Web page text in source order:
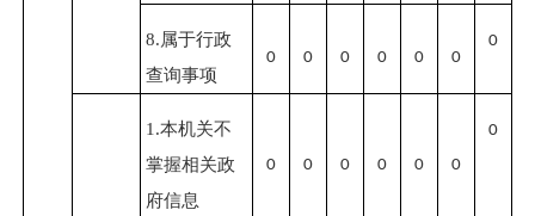
8.属于行政
查询事项
0 0 0 0 0 0
0
1.本机关不
掌握相关政
府信息
0 0 0 0 0 0
0